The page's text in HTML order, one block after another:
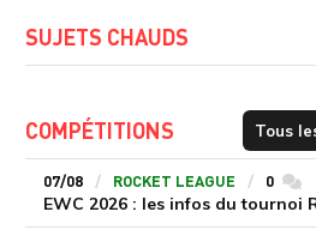
SUJETS CHAUDS
COMPÉTITIONS
07/08 ROCKET LEAGUE 0
EWC 2026 : les infos du tournoi